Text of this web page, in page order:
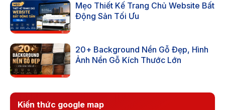
Mẹo Thiết Kế Trang Chủ Website Bất
Động Sản Tối Ưu
20+ Background Nền Gỗ Đẹp, Hình
Ảnh Nền Gỗ Kích Thước Lớn
Kiến thức google map